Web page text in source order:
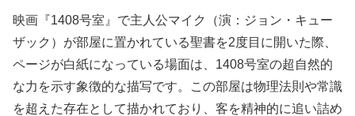
映画『1408号室』で主人公マイク（演：ジョン・キュー
ザック）が部屋に置かれている聖書を2度目に開いた際、
ページが白紙になっている場面は、1408号室の超自然的
な力を示す象徴的な描写です。この部屋は物理法則や常識
を超えた存在として描かれており、客を精神的に追い詰め